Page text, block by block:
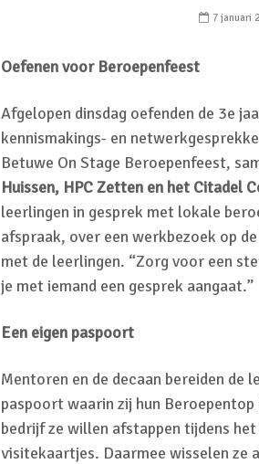
7 januari
Oefenen voor Beroepenfeest
Afgelopen dinsdag oefenden de 3e
kennismakings- en
Betuwe On Stage Beroepenfeest,
Huissen, HPC Zetten en het Citadel
leerlingen in gesprek met lokale
afspraak, over een werkbezoek op
met de leerlingen. “Zorg voor een
je met iemand een gesprek aangaat.”
Een eigen paspoort
Mentoren en de decaan bereiden de
paspoort waarin zij hun
bedrijf ze willen afstappen tijdens
visitekaartjes. Daarmee wisselen ze